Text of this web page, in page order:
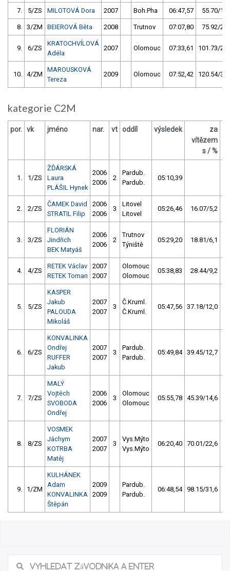
7. 5/ZS MILOTOVÁ Dora 2007 Boh.Pha 06:47,57 55.70/
8. 3/ZM BEIEROVÁ Běta 2008 Trutnov 07:07,80 75.92/
9. 6/ZS
KRATOCHVÍLOVÁ
Adéla
2007 Olomouc 07:33,61 101.73/
10. 4/ZM
MAROUSKOVÁ
Tereza
2009 Olomouc 07:52,42 120.54/
kategorie C2M
por. vk jméno nar. vt oddíl výsledek
za
vítězem
s / %
1. 1/ZS
ŽĎÁRSKÁ
Laura
PLÁŠIL Hynek
2006
2006
2
Pardub.
Pardub.
05:10,39
2. 2/ZS
ČAMEK David
STRATIL Filip
2006
2006
3
Litovel
Litovel
05:26,46 16.07/5,2
3. 3/ZS
FLORIÁN
Jindřich
BEK Matyáš
2006
2006
2
Trutnov
Týniště
05:29,20 18.81/6,1
4. 4/ZS
RETEK Václav
RETEK Toman
2007
2007
Olomouc
Olomouc
05:38,83 28.44/9,2
5. 5/ZS
KASPER
Jakub
PALOUDA
Mikoláš
2007
2007
3
Č.Kruml.
Č.Kruml.
05:47,56 37.18/12,0
6. 6/ZS
KONVALINKA
Ondřej
RUFFER
Jakub
2007
2007
3
Pardub.
Pardub.
05:49,84 39.45/12,7
7. 7/ZS
MALÝ
Vojtěch
SVOBODA
Ondřej
2006
2006
3
Olomouc
Olomouc
05:55,78 45.39/14,6
8. 8/ZS
VOSMEK
Jáchym
KOTRBA
Matěj
2007
2007
3
Vys.Mýto
Vys.Mýto
06:20,40 70.01/22,6
9. 1/ZM
KULHÁNEK
Adam
KONVALINKA
Štěpán
2009
2009
Pardub.
Pardub.
06:48,54 98.15/31,6